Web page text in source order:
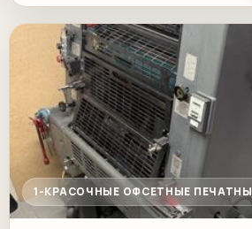
1-КРАСОЧНЫЕ ОФСЕТНЫЕ